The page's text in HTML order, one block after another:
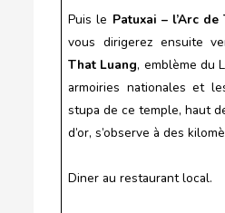
Puis le Patuxai – l’Arc de
vous dirigerez ensuite
That Luang, emblème du
armoiries nationales et
stupa de ce temple, haut
d’or, s’observe à des
Diner au restaurant local.